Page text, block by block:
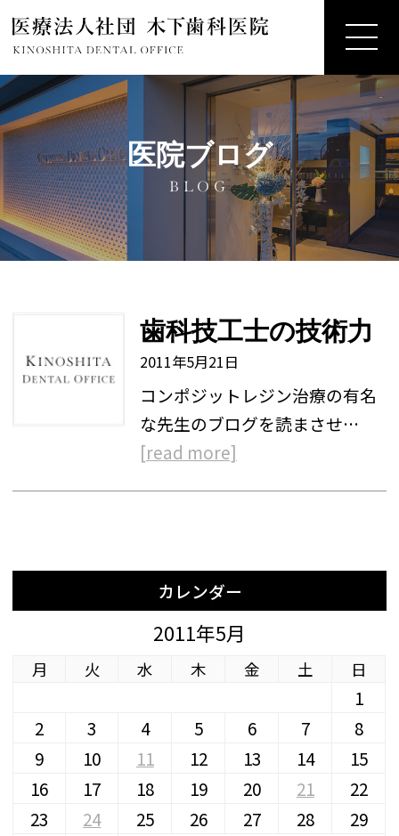
医院ブログ
BLOG
歯科技工士の技術力
2011年5月21日
コンポジットレジン治療の有名
な先生のブログを読まさせ…
[read more]
カレンダー
2011年5月
月 火 水 木 金 土 日
1
2
3 4 5 6 7
8
9
10 11 12 13 14
15
16
17 18 19 20 21
22
23
24 25 26 27 28
29